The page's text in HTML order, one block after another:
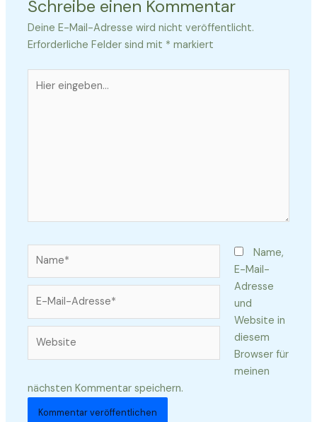
Schreibe einen Kommentar
Deine E-Mail-Adresse wird nicht veröffentlicht.
Erforderliche Felder sind mit * markiert
eingeben…
Adresse*
Name,
E-Mail-
Adresse
und
Website in
diesem
Browser für
meinen
nächsten Kommentar speichern.